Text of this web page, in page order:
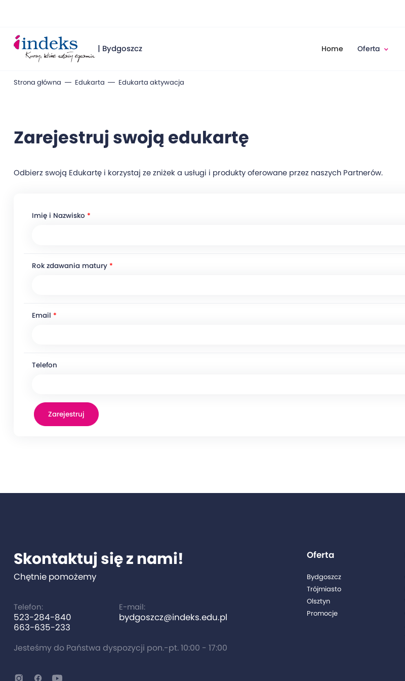
| Bydgoszcz Home Oferta
Strona główna Edukarta Edukarta aktywacja
Zarejestruj swoją edukartę
Odbierz swoją Edukartę i korzystaj ze zniżek a usługi i produkty oferowane przez naszych Partnerów.
Imię i Nazwisko *
Rok zdawania matury *
Email *
Telefon
Skontaktuj się z nami!
Chętnie pomożemy
Telefon:
523-284-840
663-635-233
E-mail:
bydgoszcz@indeks.edu.pl
Jesteśmy do Państwa dyspozycji pon.-pt. 10:00 - 17:00
Oferta
Bydgoszcz
Trójmiasto
Olsztyn
Promocje